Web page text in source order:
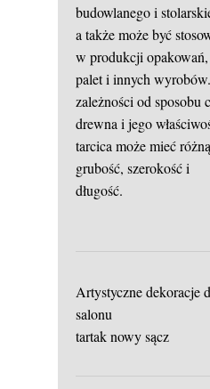
budowlanego i
a także może być
w produkcji opakowań,
palet i innych
zależności od sposobu
drewna i jego
tarcica może mieć różną
grubość, szerokość i
długość.
Artystyczne dekoracje
salonu
tartak nowy sącz